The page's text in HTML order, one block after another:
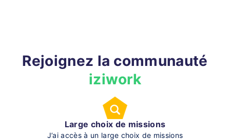
Rejoignez la communauté
iziwork
Large choix de missions
J’ai accès à un large choix de missions